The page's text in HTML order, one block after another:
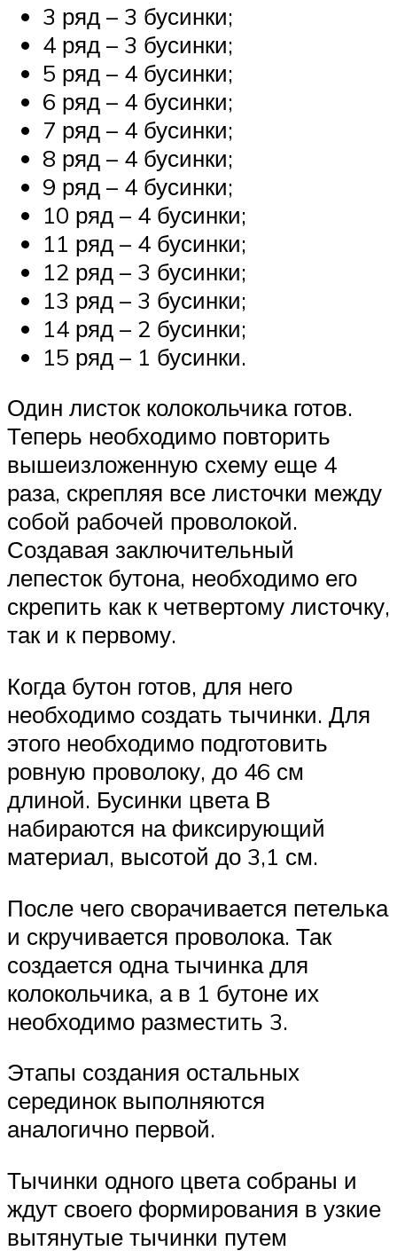
3 ряд – 3 бусинки;
4 ряд – 3 бусинки;
5 ряд – 4 бусинки;
6 ряд – 4 бусинки;
7 ряд – 4 бусинки;
8 ряд – 4 бусинки;
9 ряд – 4 бусинки;
10 ряд – 4 бусинки;
11 ряд – 4 бусинки;
12 ряд – 3 бусинки;
13 ряд – 3 бусинки;
14 ряд – 2 бусинки;
15 ряд – 1 бусинки.
Один листок колокольчика готов.
Теперь необходимо повторить
вышеизложенную схему еще 4
раза, скрепляя все листочки между
собой рабочей проволокой.
Создавая заключительный
лепесток бутона, необходимо его
скрепить как к четвертому листочку,
так и к первому.
Когда бутон готов, для него
необходимо создать тычинки. Для
этого необходимо подготовить
ровную проволоку, до 46 см
длиной. Бусинки цвета В
набираются на фиксирующий
материал, высотой до 3,1 см.
После чего сворачивается петелька
и скручивается проволока. Так
создается одна тычинка для
колокольчика, а в 1 бутоне их
необходимо разместить 3.
Этапы создания остальных
серединок выполняются
аналогично первой.
Тычинки одного цвета собраны и
ждут своего формирования в узкие
вытянутые тычинки путем